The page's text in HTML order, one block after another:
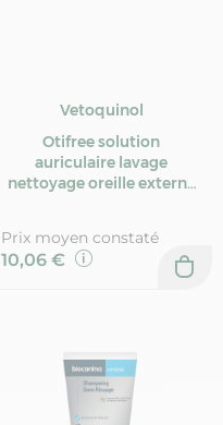
Vetoquinol
Otifree solution
auriculaire lavage
nettoyage oreille externe
Prix moyen constaté
10,06 €